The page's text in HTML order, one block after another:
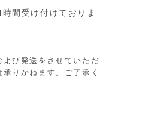
間受け付けておりま
よび発送をさせていただ
りかねます。ご了承く